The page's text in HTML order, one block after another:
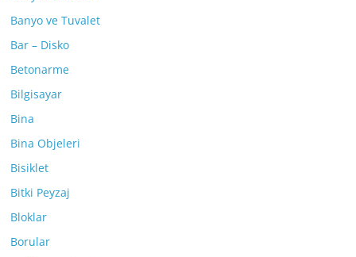
Banyo ve Tuvalet
Bar – Disko
Betonarme
Bilgisayar
Bina
Bina Objeleri
Bisiklet
Bitki Peyzaj
Bloklar
Borular